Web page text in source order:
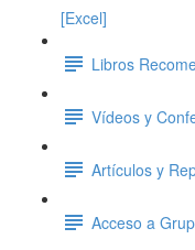
[Excel]
Libros
Vídeos y
Artículos y
Acceso a